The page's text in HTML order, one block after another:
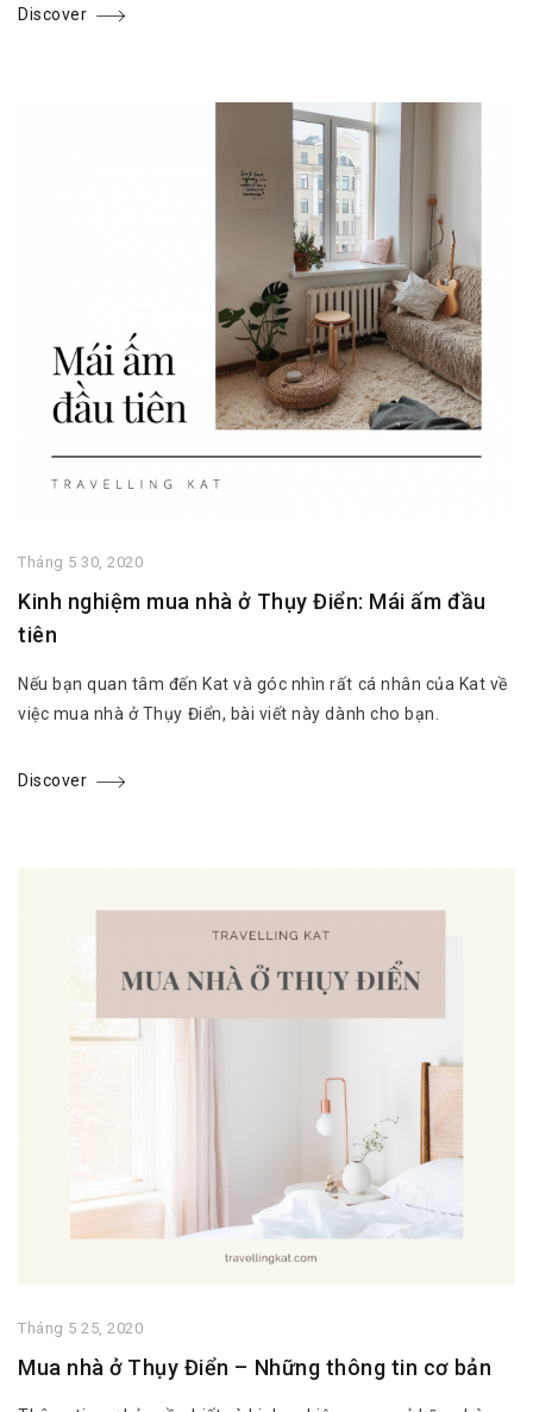
Discover
Tháng 5 30, 2020
Kinh nghiệm mua nhà ở Thụy Điển: Mái ấm đầu
tiên
Nếu bạn quan tâm đến Kat và góc nhìn rất cá nhân của Kat về
việc mua nhà ở Thụy Điển, bài viết này dành cho bạn.
Discover
Tháng 5 25, 2020
Mua nhà ở Thụy Điển – Những thông tin cơ bản